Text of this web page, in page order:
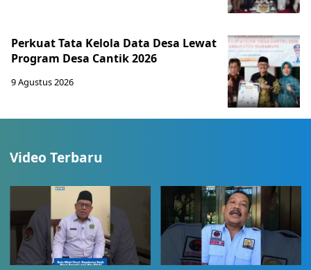
Perkuat Tata Kelola Data Desa Lewat
Program Desa Cantik 2026
9 Agustus 2026
Video Terbaru